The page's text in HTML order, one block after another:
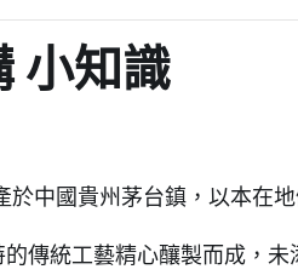
還要注意，請
小知識
於中國貴州茅台鎮，以本在
傳統工藝精心釀製而成，未